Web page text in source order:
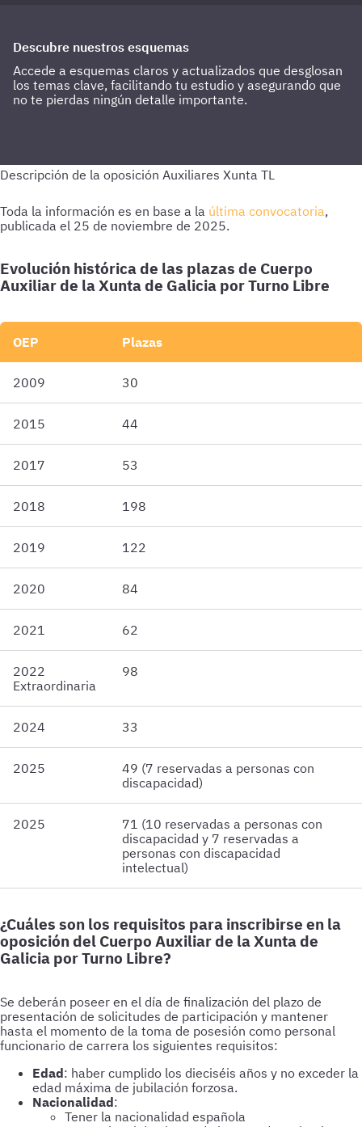
Descubre nuestros esquemas
Accede a esquemas claros y actualizados que desglosan
los temas clave, facilitando tu estudio y asegurando que
no te pierdas ningún detalle importante.
última convocatoria
Evolución histórica de las plazas de Cuerpo
Auxiliar de la Xunta de Galicia por Turno Libre
OEP Plazas
2009 30
2015 44
2017 53
2018 198
2019 122
2020 84
2021 62
2022
Extraordinaria
98
2024 33
2025
49 (7 reservadas a personas con
discapacidad)
2025
71 (10 reservadas a personas con
discapacidad y 7 reservadas a
personas con discapacidad
intelectual)
¿Cuáles son los requisitos para inscribirse en la
oposición del Cuerpo Auxiliar de la Xunta de
Galicia por Turno Libre?
Edad: haber cumplido los dieciséis años y no exceder la
edad máxima de jubilación forzosa.
Nacionalidad:
Tener la nacionalidad española